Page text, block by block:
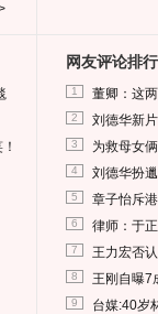
网友评论排行
1 董卿：这
2 刘德华新
3 为救母女
4 刘德华扮
5 章子怡斥
6 律师：于
7 王力宏否
8 王刚自曝7
9 台媒:40岁